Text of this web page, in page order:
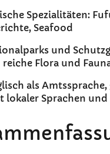
Spezialitäten:
Seafood
und
reiche Flora und
als
lokaler Sprachen